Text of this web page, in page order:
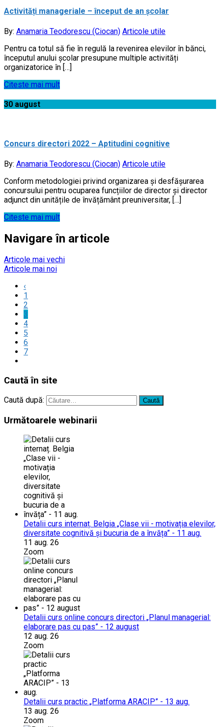
Activități manageriale – început de an școlar
By: Anamaria Teodorescu (Ciocan) Articole utile
Pentru ca totul să fie în regulă la revenirea elevilor în bănci,
începutul anului școlar presupune multiple activități
organizatorice în […]
Citeste mai mult
30 august
Concurs directori 2022 – Aptitudini cognitive
By: Anamaria Teodorescu (Ciocan) Articole utile
Conform metodologiei privind organizarea și desfășurarea
concursului pentru ocuparea funcțiilor de director și director
adjunct din unitățile de învățământ preuniversitar, […]
Citeste mai mult
Navigare în articole
Articole mai vechi
Articole mai noi
‹
1
2
3
4
5
6
7
Caută în site
Caută după:
Următoarele webinarii
Detalii curs internaț. Belgia „Clase vii - motivația elevilor,
diversitate cognitivă și bucuria de a învăța” - 11 aug.
11 aug. 26
Zoom
Detalii curs online concurs directori „Planul managerial:
elaborare pas cu pas” - 12 august
12 aug. 26
Zoom
Detalii curs practic „Platforma ARACIP” - 13 aug.
13 aug. 26
Zoom